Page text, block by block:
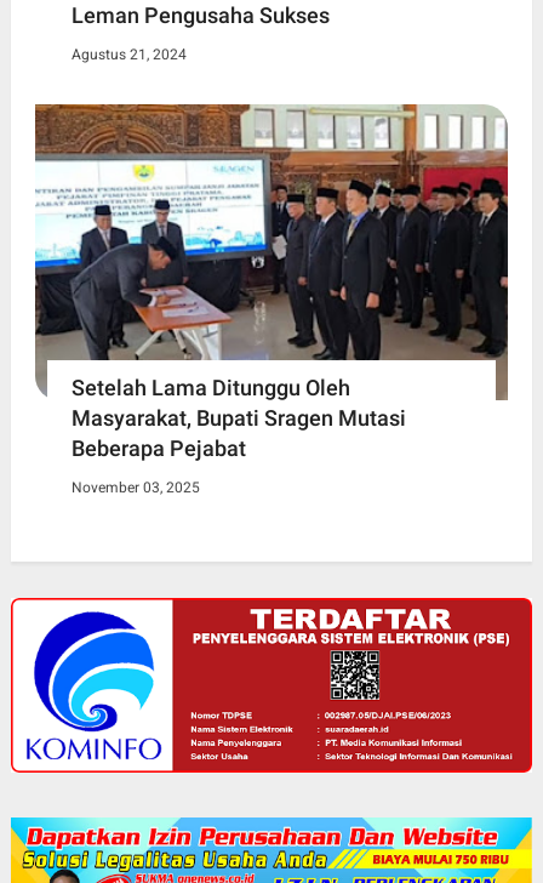
Leman Pengusaha Sukses
Agustus 21, 2024
Setelah Lama Ditunggu Oleh
Masyarakat, Bupati Sragen Mutasi
Beberapa Pejabat
November 03, 2025